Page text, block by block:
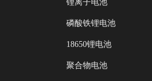
锂离子电池
磷酸铁锂电池
18650锂电池
聚合物电池